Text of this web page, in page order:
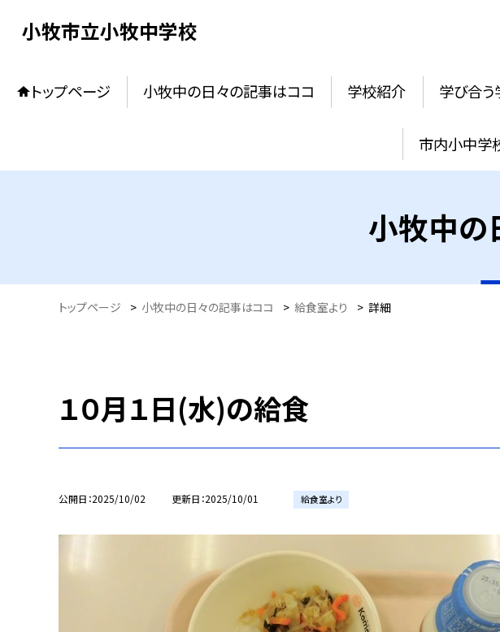
小牧市立小牧中学校
トップページ 小牧中の日々の記事はココ 学校紹介 学び合う
市内小中学
小牧中の
トップページ > 小牧中の日々の記事はココ > 給食室より > 詳細
１０月１日(水)の給食
公開日 2025/10/02 更新日 2025/10/01 給食室より